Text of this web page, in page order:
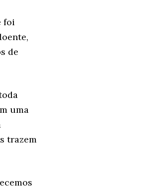
foi
de
uma
trazem